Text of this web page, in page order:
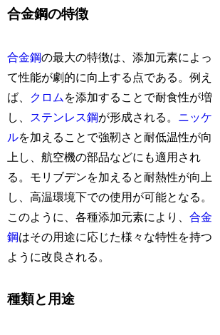
合金鋼の特徴
合金鋼の最大の特徴は、添加元素によっ
て性能が劇的に向上する点である。例え
ば、
クロム を添加することで耐食性が増
し、
ステンレス鋼が形成される。 ニッケ
ルを加えることで強靭さと耐低温性が向
上し、航空機の部品などにも適用され
る。モリブデンを加えると耐熱性が向上
し、高温環境下での使用が可能となる。
このように、各種添加元素により、合金
鋼はその用途に応じた様々な特性を持つ
ように改良される。
種類と用途